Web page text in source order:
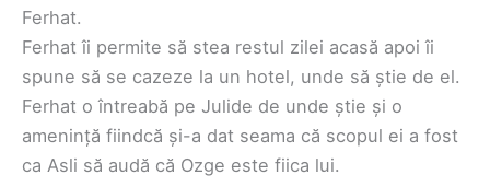
Ferhat.
Ferhat îi permite să stea restul zilei acasă apoi îi
spune să se cazeze la un hotel, unde să știe de el.
Ferhat o întreabă pe Julide de unde știe și o
amenință fiindcă și-a dat seama că scopul ei a fost
ca Asli să audă că Ozge este fiica lui.